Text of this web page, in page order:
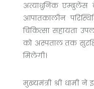
अत्याधुनिक एम्बुलेंस
आपातकालीन
चिकित्सा सहायता
को अस्पताल तक
मिलेगी।
मुख्यमंत्री श्री धामी